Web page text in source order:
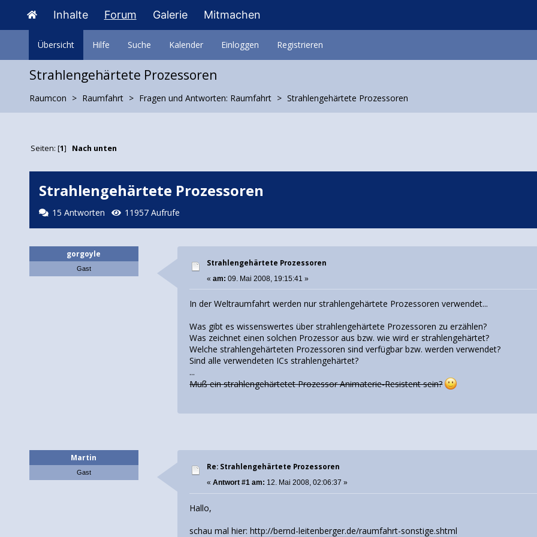
Inhalte Forum Galerie Mitmachen
Übersicht Hilfe Suche Kalender Einloggen Registrieren
Strahlengehärtete Prozessoren
Raumcon Raumfahrt Fragen und Antworten: Raumfahrt Strahlengehärtete Prozessoren
Seiten: [1] Nach unten
Strahlengehärtete Prozessoren
15 Antworten 11957 Aufrufe
gorgoyle
Gast
Strahlengehärtete Prozessoren
«am: 09. Mai 2008, 19:15:41 »
In der Weltraumfahrt werden nur strahlengehärtete Prozessoren verwendet...
Was gibt es wissenswertes über strahlengehärtete Prozessoren zu erzählen?
Was zeichnet einen solchen Prozessor aus bzw. wie wird er strahlengehärtet?
Welche strahlengehärteten Prozessoren sind verfügbar bzw. werden verwendet?
Sind alle verwendeten ICs strahlengehärtet?
...
Muß ein strahlengehärtetet Prozessor Animaterie-Resistent sein?
Martin
Gast
Re: Strahlengehärtete Prozessoren
«Antwort #1 am: 12. Mai 2008, 02:06:37 »
Hallo,
schau mal hier:http://bernd-leitenberger.de/raumfahrt-sonstige.shtml